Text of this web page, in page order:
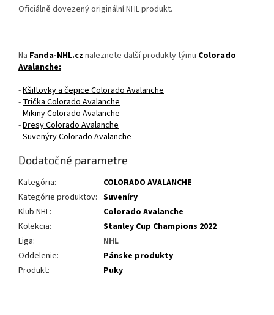
Oficiálně dovezený originální NHL produkt.
Na Fanda-NHL.cznaleznete další produkty týmu Colorado
Avalanche:
-Kšiltovky a čepice Colorado Avalanche
-Trička Colorado Avalanche
-Mikiny Colorado Avalanche
-Dresy Colorado Avalanche
-Suvenýry Colorado Avalanche
Dodatočné parametre
Kategória:
COLORADO AVALANCHE
Kategórie produktov: Suveníry
Klub NHL:
Colorado Avalanche
Kolekcia:
Stanley Cup Champions 2022
Liga:
NHL
Oddelenie:
Pánske produkty
Produkt: Puky